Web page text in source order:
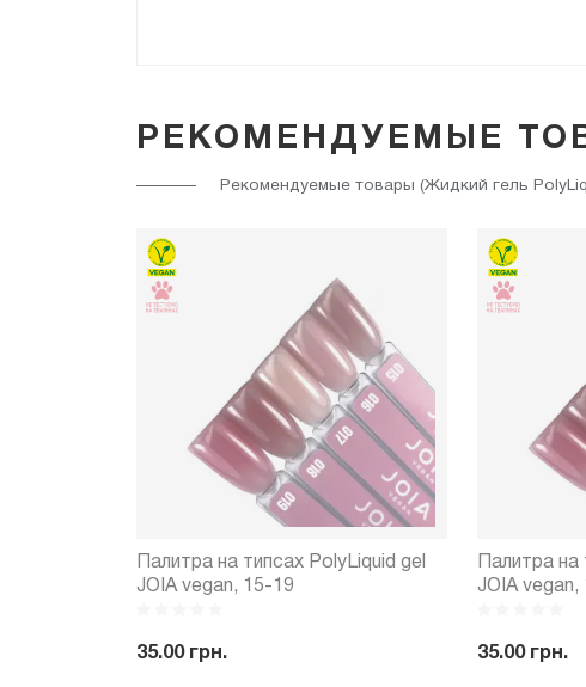
РЕКОМЕНДУЕМЫЕ
Рекомендуемые товары (Жидкий гель
Палитра на типсах PolyLiquid gel
JOIA vegan, 15-19
35.00 грн.
Палитра на
JOIA vegan,
35.00 грн.